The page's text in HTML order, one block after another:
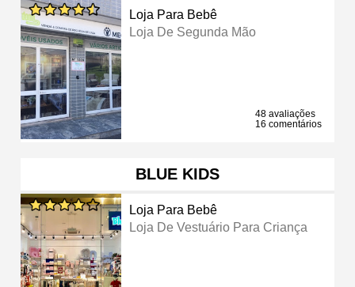
Loja Para Bebê
Loja De Segunda Mão
48 avaliações
16 comentários
BLUE KIDS
Loja Para Bebê
Loja De Vestuário Para Criança